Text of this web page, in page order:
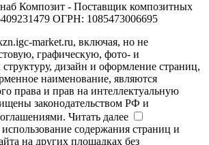
Композит - Поставщик композитных
ОГРН: 1085473006695
market.ru, включая, но не
графическую, фото- и
дизайн и оформление страниц,
наименование, являются
права и прав на интеллектуальную
законодательством РФ и
Читать далее
содержания страниц и
на других площадках без